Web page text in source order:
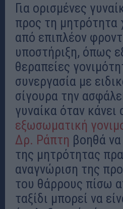
Για ορισμένες
προς τη μητρότητα
από επιπλέον
υποστήριξη, όπως
θεραπείες
συνεργασία με
σίγουρα την
γυναίκα όταν
εξωσωματική
Δρ. Ράπτη βοηθά να
της μητρότητας
αναγνώριση της
του θάρρους πίσω
ταξίδι μπορεί να